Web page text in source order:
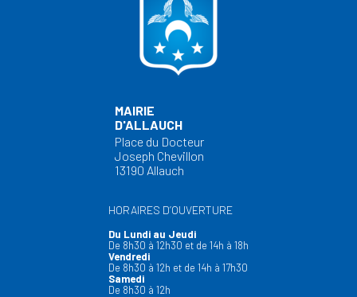
MAIRIE
D'ALLAUCH
Place du Docteur
Joseph Chevillon
13190 Allauch
HORAIRES D’OUVERTURE
Du Lundi au Jeudi
De 8h30 à 12h30 et de 14h à 18h
Vendredi
De 8h30 à 12h et de 14h à 17h30
Samedi
De 8h30 à 12h